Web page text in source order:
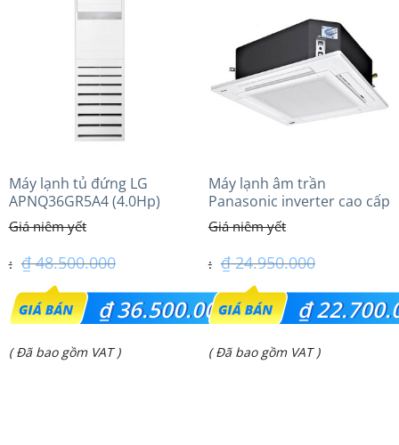
₫ 19.650.000.
Máy lạnh tủ đứng LG
APNQ36GR5A4 (4.0Hp)
inverter
₫48.500.000
Giá
gốc
là:
₫36.500.000
Giá
( Đã bao gồm VAT )
Máy lạnh âm trần
Panasonic inverter cao cấp
(2.0 Hp) S-1821PU3HA/U-
18PRH1H5
₫24.950.000
Giá
gốc
là:
₫
Giá
( Đã bao gồm VAT )